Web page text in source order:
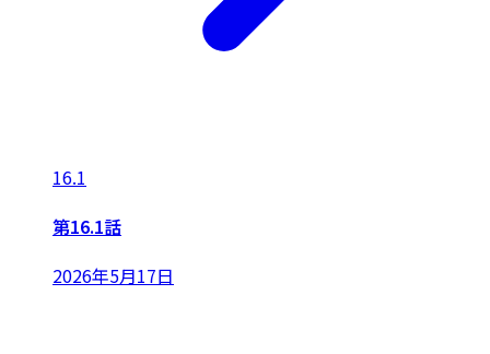
16.1
第16.1話
2026年5月17日